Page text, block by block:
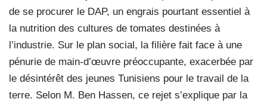
de se procurer le DAP, un engrais pourtant essentiel à
la nutrition des cultures de tomates destinées à
l’industrie. Sur le plan social, la filière fait face à une
pénurie de main-d’œuvre préoccupante, exacerbée par
le désintérêt des jeunes Tunisiens pour le travail de la
terre. Selon M. Ben Hassen, ce rejet s’explique par la